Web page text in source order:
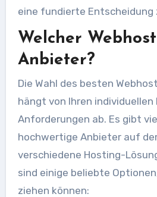
eine fundierte Entscheidung
Welcher
Anbieter?
Die Wahl des besten
hängt von Ihren
Anforderungen ab. Es gibt
hochwertige Anbieter auf
verschiedene Hosting-
sind einige beliebte
ziehen können: